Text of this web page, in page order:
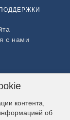
с нами
контента,
об